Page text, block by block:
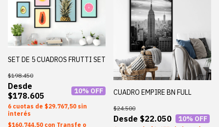
SET DE 5 CUADROS FRUTTI SET
$178.605
$198.450
10% OFF
6 $29.767,50 sin
interés
$160.744,50 con Transfe o
CUADRO EMPIRE BN FULL
$22.050
$24.500
10% OFF